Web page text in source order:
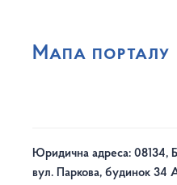
Мапа порталу
Юридична адреса: 08134,
вул. Паркова, будинок 34